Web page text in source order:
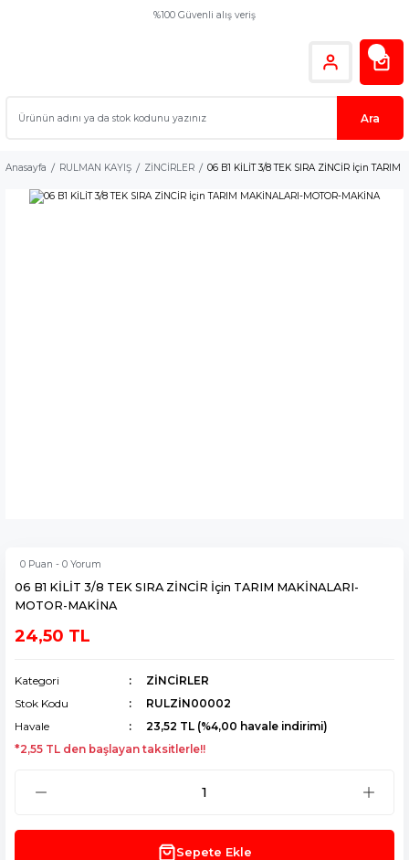
%100 Güvenli alış veriş
Ara
Anasayfa RULMAN KAYIŞ ZİNCİRLER 06 B1 KİLİT 3/8 TEK SIRA ZİNCİR İçin
0 Puan - 0 Yorum
06 B1 KİLİT 3/8 TEK SIRA ZİNCİR İçin TARIM MAKİNALARI-
MOTOR-MAKİNA
24,50 TL
Kategori
ZİNCİRLER
Stok Kodu
RULZİN00002
Havale
23,52 TL (%4,00 havale indirimi)
*2,55 TL den başlayan taksitlerle!!
Sepete Ekle